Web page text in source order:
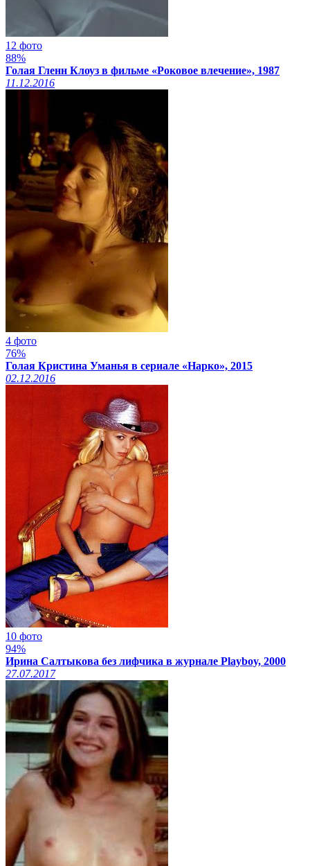
12 фото
88%
Голая Гленн Клоуз в фильме «Роковое влечение», 1987
11.12.2016
4 фото
76%
Голая Кристина Уманья в сериале «Нарко», 2015
02.12.2016
10 фото
94%
Ирина Салтыкова без лифчика в журнале Playboy, 2000
27.07.2017